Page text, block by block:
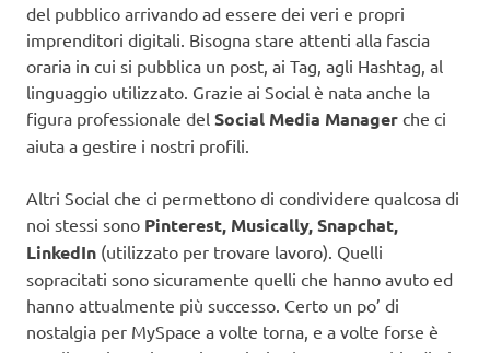
del pubblico arrivando ad essere dei veri e propri
imprenditori digitali. Bisogna stare attenti alla fascia
oraria in cui si pubblica un post, ai Tag, agli Hashtag, al
linguaggio utilizzato. Grazie ai Social è nata anche la
figura professionale del Social Media Manager che ci
aiuta a gestire i nostri profili.
Altri Social che ci permettono di condividere qualcosa di
noi stessi sono Pinterest, Musically, Snapchat,
LinkedIn (utilizzato per trovare lavoro). Quelli
sopracitati sono sicuramente quelli che hanno avuto ed
hanno attualmente più successo. Certo un po’ di
nostalgia per MySpace a volte torna, e a volte forse è